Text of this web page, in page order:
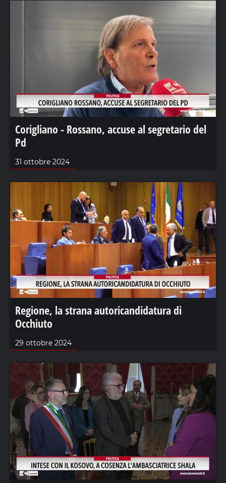
Corigliano - Rossano, accuse al segretario del
Pd
31 ottobre 2024
Regione, la strana autoricandidatura di
Occhiuto
29 ottobre 2024